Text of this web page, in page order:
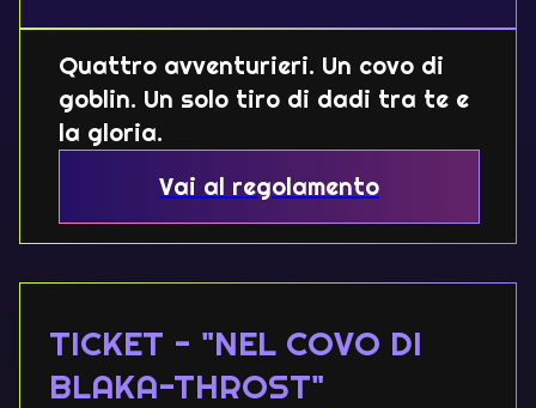
Quattro avventurieri. Un covo di
goblin. Un solo tiro di dadi tra te e
la gloria.
Vai al regolamento
TICKET - "NEL COVO DI
BLAKA-THROST"